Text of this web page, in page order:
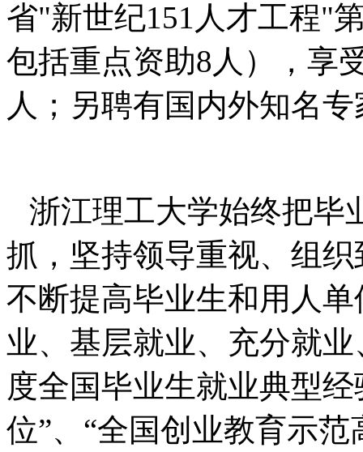
省"新世纪151 人才工程"
包括重点资助8 人），享
人；另聘有国内外知名
浙江理工大学始终把毕
抓，坚持领导重视、组
不断提高毕业生和用人
业、基层就业、充分就
度全国毕业生就业典型
位”、“全国创业教育示